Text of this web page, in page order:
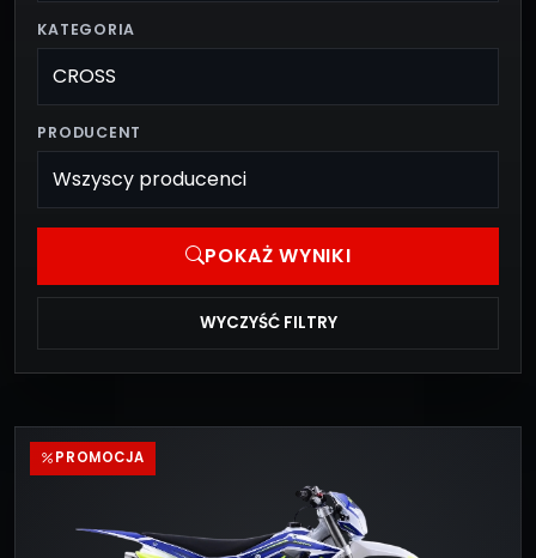
KATEGORIA
PRODUCENT
POKAŻ WYNIKI
WYCZYŚĆ FILTRY
PROMOCJA